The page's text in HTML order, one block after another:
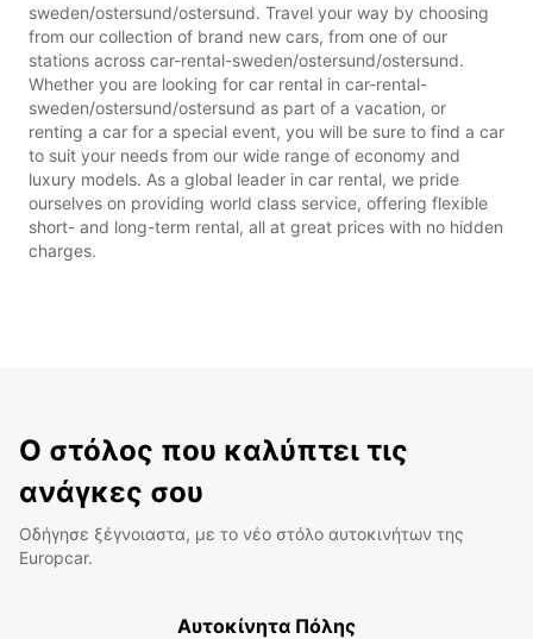
sweden/ostersund/ostersund. Travel your way by choosing
from our collection of brand new cars, from one of our
stations across car-rental-sweden/ostersund/ostersund.
Whether you are looking for car rental in car-rental-
sweden/ostersund/ostersund as part of a vacation, or
renting a car for a special event, you will be sure to find a car
to suit your needs from our wide range of economy and
luxury models. As a global leader in car rental, we pride
ourselves on providing world class service, offering flexible
short- and long-term rental, all at great prices with no hidden
charges.
Ο στόλος που καλύπτει τις
ανάγκες σου
Οδήγησε ξέγνοιαστα, με το νέο στόλο αυτοκινήτων της
Europcar.
Αυτοκίνητα Πόλης